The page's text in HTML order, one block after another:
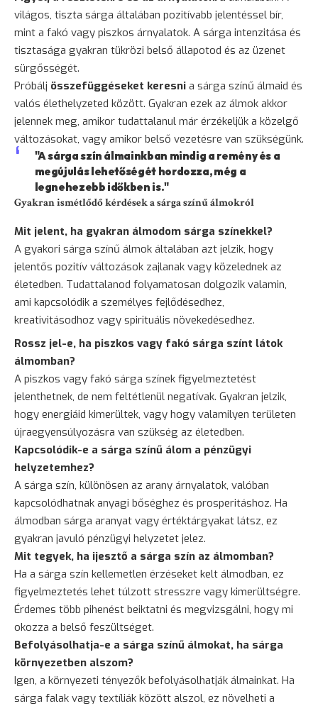
világos, tiszta sárga általában pozitívabb jelentéssel bír,
mint a fakó vagy piszkos árnyalatok. A sárga intenzitása és
tisztasága gyakran tükrözi belső állapotod és az üzenet
sürgősségét.
Próbálj összefüggéseket keresni a sárga színű álmaid és
valós élethelyzeted között. Gyakran ezek az álmok akkor
jelennek meg, amikor tudattalanul már érzékeljük a közelgő
változásokat, vagy amikor belső vezetésre van szükségünk.
"A sárga szín álmainkban mindig a remény és a
megújulás lehetőségét hordozza, még a
legnehezebb időkben is."
Gyakran ismétlődő kérdések a sárga színű álmokról
Mit jelent, ha gyakran álmodom sárga színekkel?
A gyakori sárga színű álmok általában azt jelzik, hogy
jelentős pozitív változások zajlanak vagy közelednek az
életedben. Tudattalanod folyamatosan dolgozik valamin,
ami kapcsolódik a személyes fejlődésedhez,
kreativitásodhoz vagy spirituális növekedésedhez.
Rossz jel-e, ha piszkos vagy fakó sárga színt látok
álmomban?
A piszkos vagy fakó sárga színek figyelmeztetést
jelenthetnek, de nem feltétlenül negatívak. Gyakran jelzik,
hogy energiáid kimerültek, vagy hogy valamilyen területen
újraegyensúlyozásra van szükség az életedben.
Kapcsolódik-e a sárga színű álom a pénzügyi
helyzetemhez?
A sárga szín, különösen az arany árnyalatok, valóban
kapcsolódhatnak anyagi bőséghez és prosperitáshoz. Ha
álmodban sárga aranyat vagy értéktárgyakat látsz, ez
gyakran javuló pénzügyi helyzetet jelez.
Mit tegyek, ha ijesztő a sárga szín az álmomban?
Ha a sárga szín kellemetlen érzéseket kelt álmodban, ez
figyelmeztetés lehet túlzott stresszre vagy kimerültségre.
Érdemes több pihenést beiktatni és megvizsgálni, hogy mi
okozza a belső feszültséget.
Befolyásolhatja-e a sárga színű álmokat, ha sárga
környezetben alszom?
Igen, a környezeti tényezők befolyásolhatják álmainkat. Ha
sárga falak vagy textíliák között alszol, ez növelheti a